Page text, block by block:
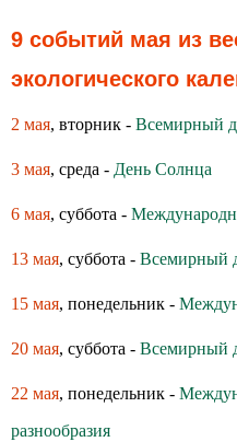
9 событий мая из
экологического
2 мая, вторник - Всемирный
3 мая, среда - День Солнца
6 мая, суббота -
13 мая, суббота - Всемирный
15 мая, понедельник -
20 мая, суббота - Всемирный
22 мая, понедельник -
разнообразия